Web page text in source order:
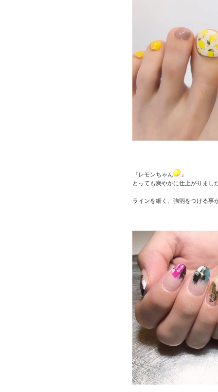
『レモンちゃん
』
とっても爽やかに仕上がりま
ラインを細く、強弱をつける